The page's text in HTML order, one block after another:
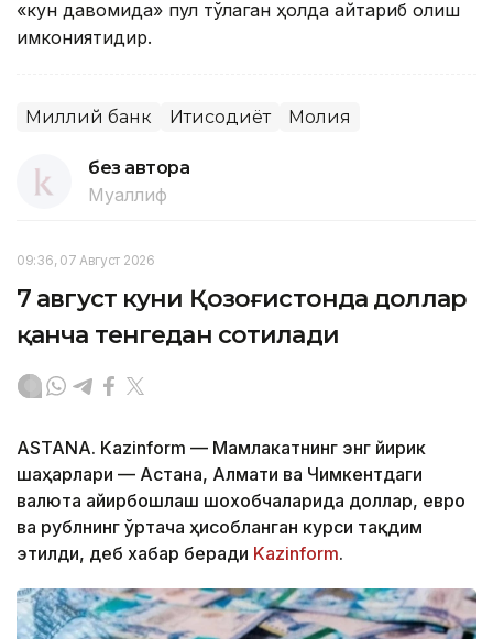
«кун давомида» пул тўлаган ҳолда қайтариб олиш
имкониятидир.
Миллий банк Иқтисодиёт Молия
без автора
Муаллиф
09:36, 07 Август 2026
7 август куни Қозоғистонда доллар
қанча тенгедан сотилади
ASTANA. Kazinform — Мамлакатнинг энг йирик
шаҳарлари — Астана, Алмати ва Чимкентдаги
валюта айирбошлаш шохобчаларида доллар, евро
ва рублнинг ўртача ҳисобланган курси тақдим
этилди, деб хабар беради Kazinform.